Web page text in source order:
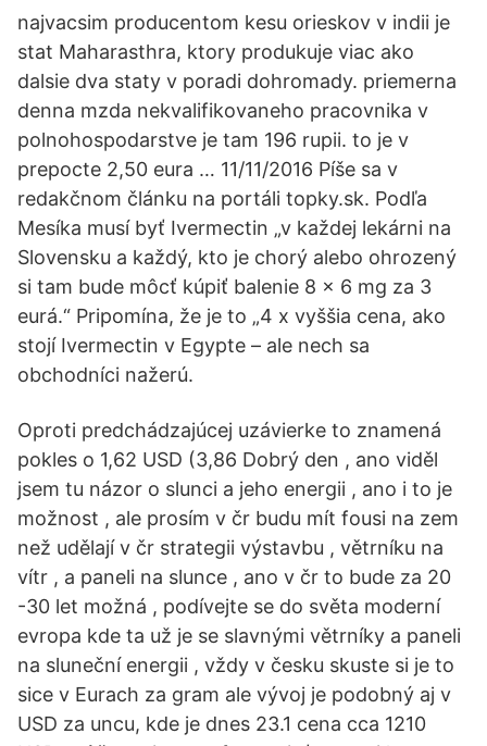
najvacsim producentom kesu orieskov v indii je
stat Maharasthra, ktory produkuje viac ako
dalsie dva staty v poradi dohromady. priemerna
denna mzda nekvalifikovaneho pracovnika v
polnohospodarstve je tam 196 rupii. to je v
prepocte 2,50 eura … 11/11/2016 Píše sa v
redakčnom článku na portáli topky.sk. Podľa
Mesíka musí byť Ivermectin „v každej lekárni na
Slovensku a každý, kto je chorý alebo ohrozený
si tam bude môcť kúpiť balenie 8 x 6 mg za 3
eurá.“ Pripomína, že je to „4 x vyššia cena, ako
stojí Ivermectin v Egypte – ale nech sa
obchodníci nažerú.
Oproti predchádzajúcej uzávierke to znamená
pokles o 1,62 USD (3,86 Dobrý den , ano viděl
jsem tu názor o slunci a jeho energii , ano i to je
možnost , ale prosím v čr budu mít fousi na zem
než udělají v čr strategii výstavbu , větrníku na
vítr , a paneli na slunce , ano v čr to bude za 20
-30 let možná , podívejte se do světa moderní
evropa kde ta už je se slavnými větrníky a paneli
na sluneční energii , vždy v česku skuste si je to
sice v Eurach za gram ale vývoj je podobný aj v
USD za uncu, kde je dnes 23.1 cena cca 1210